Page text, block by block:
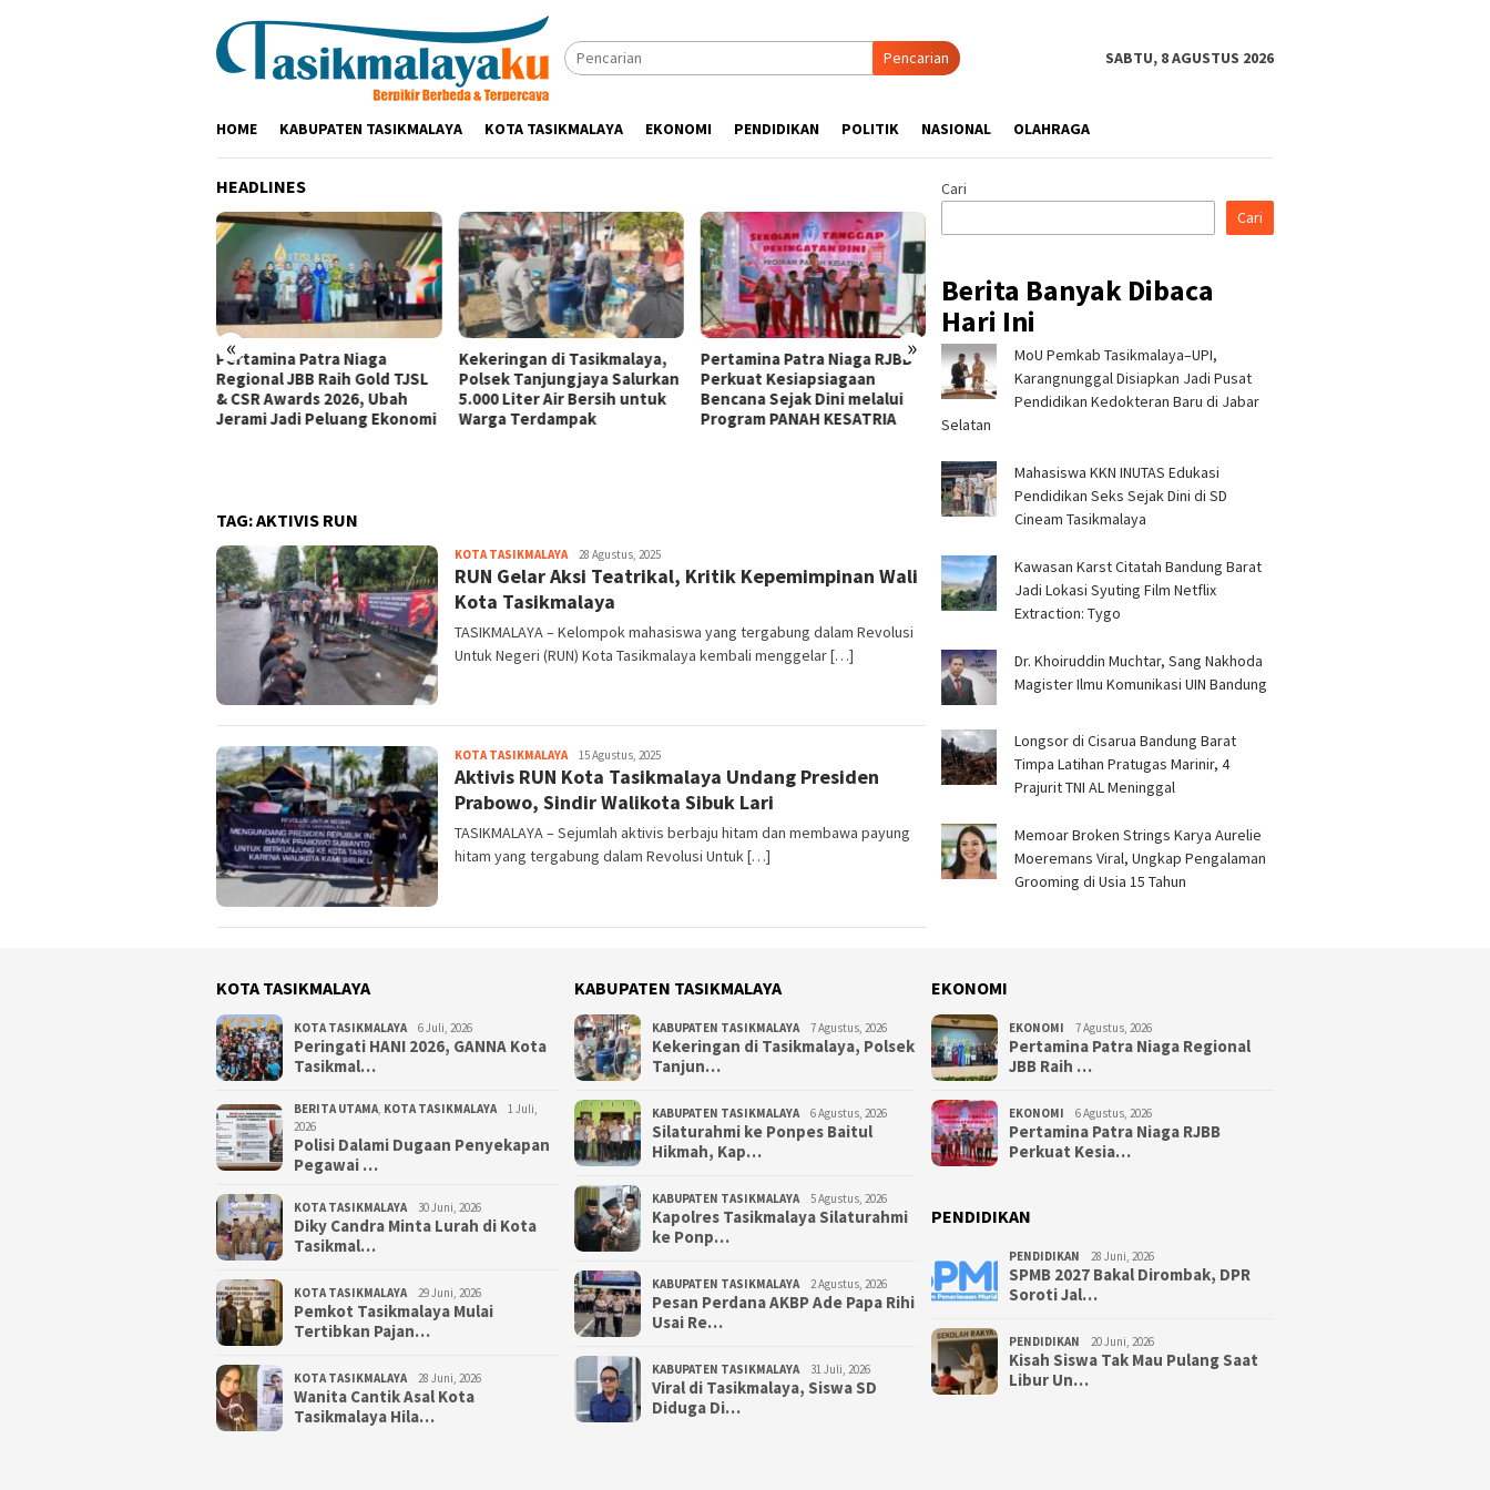
Pencarian SABTU, 8 AGUSTUS 2026
HOME KABUPATEN TASIKMALAYA KOTA TASIKMALAYA EKONOMI PENDIDIKAN POLITIK NASIONAL OLAHRAGA
HEADLINES
« »
Pertamina Patra Niaga
Regional JBB Raih Gold TJSL
& CSR Awards 2026, Ubah
Jerami Jadi Peluang Ekonomi
Kekeringan di Tasikmalaya,
Polsek Tanjungjaya Salurkan
5.000 Liter Air Bersih untuk
Warga Terdampak
Pertamina Patra Niaga RJBB
Perkuat Kesiapsiagaan
Bencana Sejak Dini melalui
Program PANAH KESATRIA
Silaturahmi ke Ponpes Baitul
Hikmah, Kapolres
Tasikmalaya Minta Dukungan
Ulama Jaga Keamanan
Pertamina Patra Niaga, PLN
Nusantara Power UP
Rembang, dan Rumah Zakat
TAG:AKTIVIS RUN
KOTA TASIKMALAYATim
Redaksi
28 Agustus, 2025
RUN Gelar Aksi Teatrikal, Kritik Kepemimpinan Wali
Kota Tasikmalaya
TASIKMALAYA – Kelompok mahasiswa yang tergabung dalam Revolusi
Untuk Negeri (RUN) Kota Tasikmalaya kembali menggelar […]
KOTA TASIKMALAYATim
Redaksi
15 Agustus, 2025
Aktivis RUN Kota Tasikmalaya Undang Presiden
Prabowo, Sindir Walikota Sibuk Lari
TASIKMALAYA – Sejumlah aktivis berbaju hitam dan membawa payung
hitam yang tergabung dalam Revolusi Untuk […]
Cari
Cari
Berita Banyak Dibaca
Hari Ini
MoU Pemkab Tasikmalaya–UPI,
Karangnunggal Disiapkan Jadi Pusat
Pendidikan Kedokteran Baru di Jabar
Selatan
Mahasiswa KKN INUTAS Edukasi
Pendidikan Seks Sejak Dini di SD
Cineam Tasikmalaya
Kawasan Karst Citatah Bandung Barat
Jadi Lokasi Syuting Film Netflix
Extraction: Tygo
Dr. Khoiruddin Muchtar, Sang Nakhoda
Magister Ilmu Komunikasi UIN Bandung
Longsor di Cisarua Bandung Barat
Timpa Latihan Pra­tugas Marinir, 4
Prajurit TNI AL Meninggal
Memoar Broken Strings Karya Aurelie
Moeremans Viral, Ungkap Pengalaman
Grooming di Usia 15 Tahun
KOTA TASIKMALAYA
KOTA TASIKMALAYA 6 Juli, 2026
Peringati HANI 2026, GANNA Kota
Tasikmal…
BERITA UTAMA KOTA TASIKMALAYA
1 Juli,
2026
Polisi Dalami Dugaan Penyekapan
Pegawai …
KOTA TASIKMALAYA 30 Juni, 2026
Diky Candra Minta Lurah di Kota
Tasikmal…
KOTA TASIKMALAYA 29 Juni, 2026
Pemkot Tasikmalaya Mulai
Tertibkan Pajan…
KOTA TASIKMALAYA 28 Juni, 2026
Wanita Cantik Asal Kota
Tasikmalaya Hila…
KABUPATEN TASIKMALAYA
KABUPATEN TASIKMALAYA 7 Agustus, 2026
Kekeringan di Tasikmalaya, Polsek
Tanjun…
KABUPATEN TASIKMALAYA 6 Agustus, 2026
Silaturahmi ke Ponpes Baitul
Hikmah, Kap…
KABUPATEN TASIKMALAYA 5 Agustus, 2026
Kapolres Tasikmalaya Silaturahmi
ke Ponp…
KABUPATEN TASIKMALAYA 2 Agustus, 2026
Pesan Perdana AKBP Ade Papa Rihi
Usai Re…
KABUPATEN TASIKMALAYA 31 Juli, 2026
Viral di Tasikmalaya, Siswa SD
Diduga Di…
EKONOMI
EKONOMI 7 Agustus, 2026
Pertamina Patra Niaga Regional
JBB Raih …
EKONOMI 6 Agustus, 2026
Pertamina Patra Niaga RJBB
Perkuat Kesia…
PENDIDIKAN
PENDIDIKAN 28 Juni, 2026
SPMB 2027 Bakal Dirombak, DPR
Soroti Jal…
PENDIDIKAN 20 Juni, 2026
Kisah Siswa Tak Mau Pulang Saat
Libur Un…